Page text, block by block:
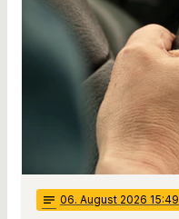
notes 06. August 2026 15:49